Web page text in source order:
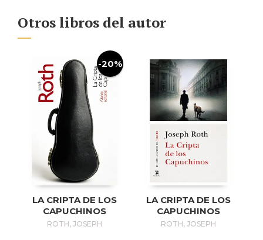
Otros libros del autor
-20%
LA CRIPTA DE LOS
CAPUCHINOS
ROTH, JOSEPH
LA CRIPTA DE LOS
CAPUCHINOS
ROTH, JOSEPH